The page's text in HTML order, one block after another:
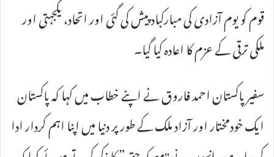
قوم کو یوم آزادی کی مبارکباد پیش کی گئی اور اتحاد، یکجہتی اور
ملکی ترقی کے عزم کا اعادہ کیا گیا۔
سفیر پاکستان احمد فاروق نے اپنے خطاب میں کہا کہ پاکستان
ایک خودمختار اور آزاد ملک کے طور پر دنیا میں اپنا اہم کردار ادا